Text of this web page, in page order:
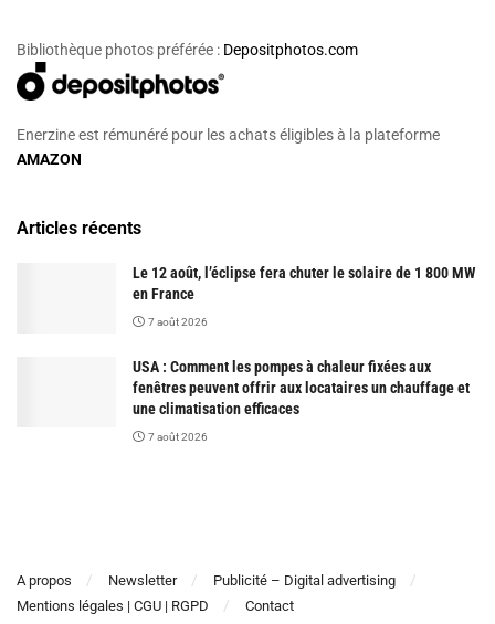
Bibliothèque photos préférée : Depositphotos.com
Enerzine est rémunéré pour les achats éligibles à la plateforme
AMAZON
Articles récents
Le 12 août, l’éclipse fera chuter le solaire de 1 800 MW
en France
7 août 2026
USA : Comment les pompes à chaleur fixées aux
fenêtres peuvent offrir aux locataires un chauffage et
une climatisation efficaces
7 août 2026
A propos Newsletter
Publicité – Digital advertising
Mentions légales | CGU | RGPD
Contact